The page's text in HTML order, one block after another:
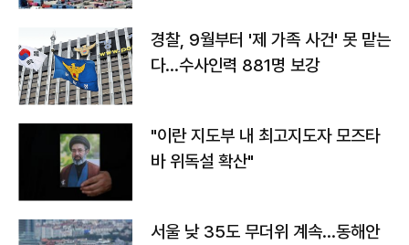
경찰, 9월부터 '제 가족 사건' 못 맡는
다…수사인력 881명 보강
"이란 지도부 내 최고지도자 모즈타
바 위독설 확산"
서울 낮 35도 무더위 계속…동해안